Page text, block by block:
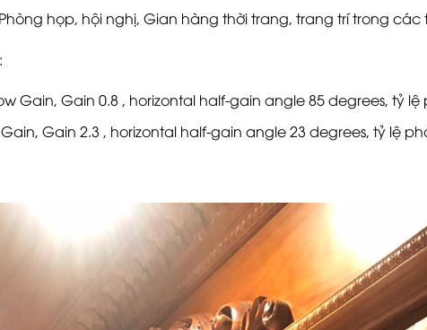
họp, hội nghị, Gian hàng thời trang, trang trí trong
Gain, Gain 0.8 , horizontal half-gain angle 85 degrees, tỷ
Gain 2.3 , horizontal half-gain angle 23 degrees, tỷ lệ